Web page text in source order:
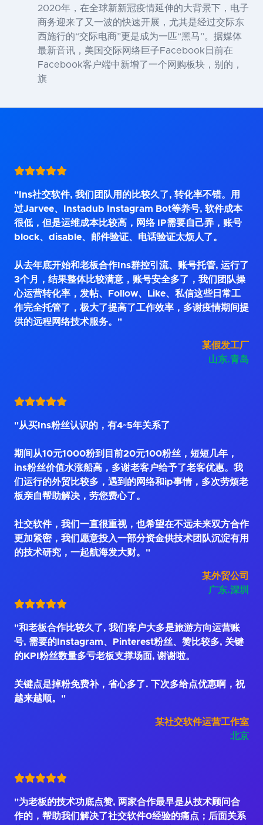
2020年，在全球新新冠疫情延伸的大背景下，电子
商务迎来了又一波的快速开展，尤其是经过交际东
西施行的“交际电商”更是成为一匹“黑马”。据媒体
最新音讯，美国交际网络巨子Facebook日前在
Facebook客户端中新增了一个网购板块，别的，
旗
"Ins社交软件, 我们团队用的比较久了, 转化率不错。用
过Jarvee、Instadub Instagram Bot等养号, 软件成本
很低，但是运维成本比较高，网络 IP需要自己弄，账号
block、disable、邮件验证、电话验证太烦人了。
从去年底开始和老板合作Ins群控引流、账号托管, 运行了
3个月，结果整体比较满意，账号安全多了，我们团队操
心运营转化率，发帖、Follow、Like、私信这些日常工
作完全托管了，极大了提高了工作效率，多谢疫情期间提
供的远程网络技术服务。"
某假发工厂
山东.青岛
"从买Ins粉丝认识的，有4~5年关系了
期间从10元1000粉到目前20元100粉丝，短短几年，
ins粉丝价值水涨船高，多谢老客户给予了老客优惠。我
们运行的外贸比较多，遇到的网络和ip事情，多次劳烦老
板亲自帮助解决，劳您费心了。
社交软件，我们一直很重视，也希望在不远未来双方合作
更加紧密，我们愿意投入一部分资金供技术团队沉淀有用
的技术研究，一起航海发大财。"
某外贸公司
广东.深圳
"和老板合作比较久了, 我们客户大多是旅游方向运营账
号, 需要的Instagram、Pinterest粉丝、赞比较多, 关键
的KPI粉丝数量多亏老板支撑场面, 谢谢啦。
关键点是掉粉免费补，省心多了. 下次多给点优惠啊，祝
越来越顺。"
某社交软件运营工作室
北京
"为老板的技术功底点赞, 两家合作最早是从技术顾问合
作的，帮助我们解决了社交软件0经验的痛点；后面关系